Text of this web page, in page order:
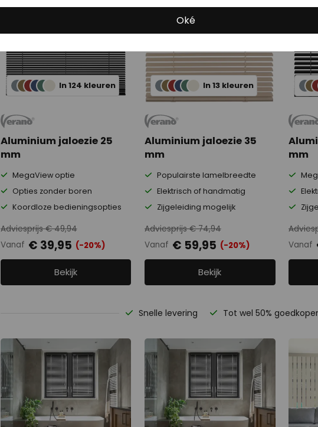
In 124 kleuren
Aluminium jaloezie 25
mm
MegaView optie
Opties zonder boren
Koordloze bedieningsopties
Adviesprijs € 49,94
Vanaf € 39,95 (-20%)
Bekijk
In 13 kleuren
Aluminium jaloezie 35
mm
Populairste lamelbreedte
Elektrisch of handmatig
Zijgeleiding mogelijk
Adviesprijs € 74,94
Vanaf € 59,95 (-20%)
Bekijk
mm
Vanaf
Snelle levering Tot wel 50% goedkoper
Oké